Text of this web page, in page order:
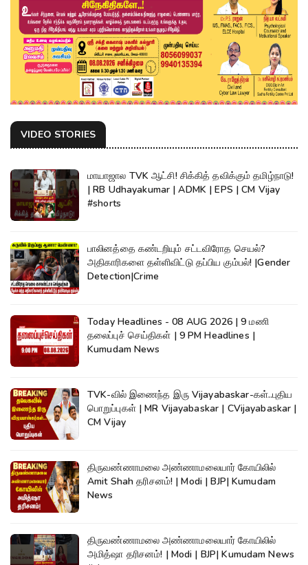
VIDEO STORIES
மாயாஜால TVK ஆட்சி! சிக்கித் தவிக்கும் தமிழ்நாடு!
| RB Udhayakumar | ADMK | EPS | CM Vijay
#shorts
பாலினத்தை கண்டறியும் சட்டவிரோத செயல்?
அதிகாரிகளை தள்ளிவிட்டு தப்பிய கும்பல்! |Gender
Detection|Crime
Today Headlines - 08 AUG 2026 | 9 மணி
தலைப்புச் செய்திகள் | 9 PM Headlines |
Kumudam News
TVK-வில் இணைந்த இரு Vijayabaskar-கள்..புதிய
பொறுப்புகள் | MR Vijayabaskar | CVijayabaskar |
CM Vijay
திருவண்ணாமலை அண்ணாமலையார் கோயிலில்
Amit Shah தரிசனம்! | Modi | BJP| Kumudam
News
திருவண்ணாமலை அண்ணாமலையார் கோயிலில்
அமித்ஷா தரிசனம்! | Modi | BJP| Kumudam News